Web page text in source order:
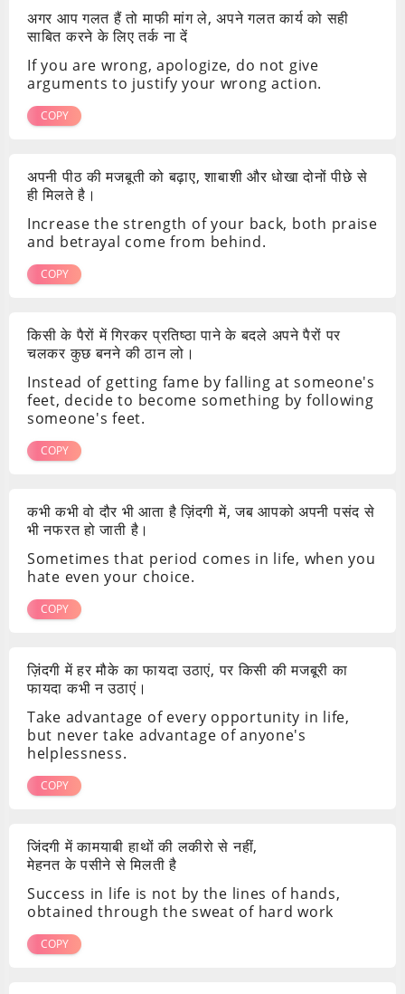
अगर आप गलत हैं तो माफी मांग ले, अपने गलत कार्य को सही
साबित करने के लिए तर्क ना दें
If you are wrong, apologize, do not give
arguments to justify your wrong action.
COPY
अपनी पीठ की मजबूती को बढ़ाए, शाबाशी और धोखा दोनों पीछे से
ही मिलते है।
Increase the strength of your back, both praise
and betrayal come from behind.
COPY
किसी के पैरों में गिरकर प्रतिष्ठा पाने के बदले अपने पैरों पर
चलकर कुछ बनने की ठान लो।
Instead of getting fame by falling at someone's
feet, decide to become something by following
someone's feet.
COPY
कभी कभी वो दौर भी आता है ज़िंदगी में, जब आपको अपनी पसंद से
भी नफरत हो जाती है।
Sometimes that period comes in life, when you
hate even your choice.
COPY
ज़िंदगी में हर मौके का फायदा उठाएं, पर किसी की मजबूरी का
फायदा कभी न उठाएं।
Take advantage of every opportunity in life,
but never take advantage of anyone's
helplessness.
COPY
जिंदगी में कामयाबी हाथों की लकीरो से नहीं,
मेहनत के पसीने से मिलती है
Success in life is not by the lines of hands,
obtained through the sweat of hard work
COPY